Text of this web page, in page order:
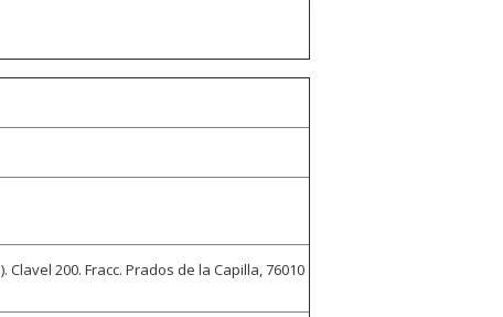
200. Fracc. Prados de la Capilla, 76010